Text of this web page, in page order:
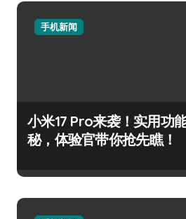
手机新闻
小米17 Pro来袭！实用功
秘，体验官带你抢先瞧！